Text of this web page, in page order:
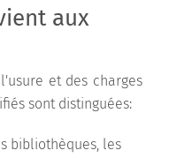
aux
et des charges
sont distinguées:
bibliothèques, les